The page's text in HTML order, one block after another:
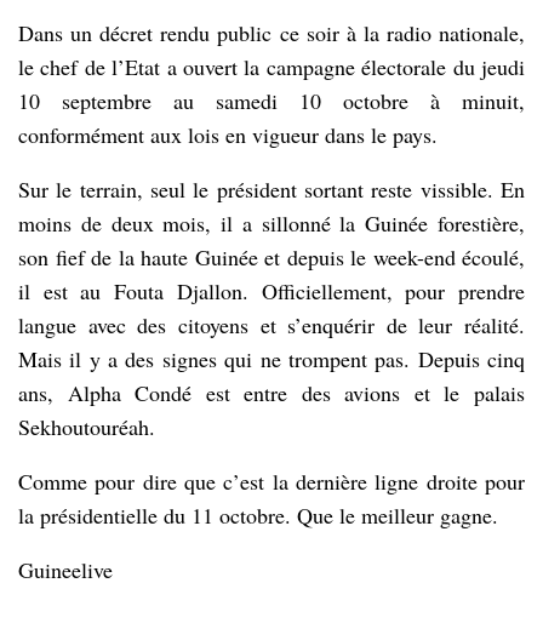
Dans un décret rendu public ce soir à la radio nationale,
le chef de l’Etat a ouvert la campagne électorale du jeudi
10 septembre au samedi 10 octobre à minuit,
conformément aux lois en vigueur dans le pays.
Sur le terrain, seul le président sortant reste vissible. En
moins de deux mois, il a sillonné la Guinée forestière,
son fief de la haute Guinée et depuis le week-end écoulé,
il est au Fouta Djallon. Officiellement, pour prendre
langue avec des citoyens et s’enquérir de leur réalité.
Mais il y a des signes qui ne trompent pas. Depuis cinq
ans, Alpha Condé est entre des avions et le palais
Sekhoutouréah.
Comme pour dire que c’est la dernière ligne droite pour
la présidentielle du 11 octobre. Que le meilleur gagne.
Guineelive